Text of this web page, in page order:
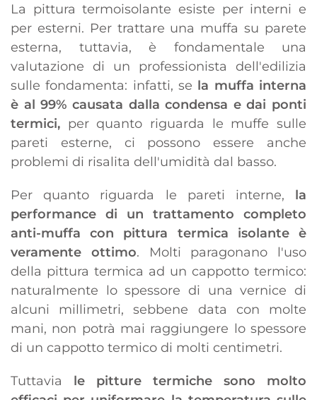
La pittura termoisolante esiste per interni e
per esterni. Per trattare una muffa su parete
esterna, tuttavia, è fondamentale una
valutazione di un professionista dell'edilizia
sulle fondamenta: infatti, se la muffa interna
è al 99% causata dalla condensa e dai ponti
termici, per quanto riguarda le muffe sulle
pareti esterne, ci possono essere anche
problemi di risalita dell'umidità dal basso.
Per quanto riguarda le pareti interne, la
performance di un trattamento completo
anti-muffa con pittura termica isolante è
veramente ottimo. Molti paragonano l'uso
della pittura termica ad un cappotto termico:
naturalmente lo spessore di una vernice di
alcuni millimetri, sebbene data con molte
mani, non potrà mai raggiungere lo spessore
di un cappotto termico di molti centimetri.
Tuttavia le pitture termiche sono molto